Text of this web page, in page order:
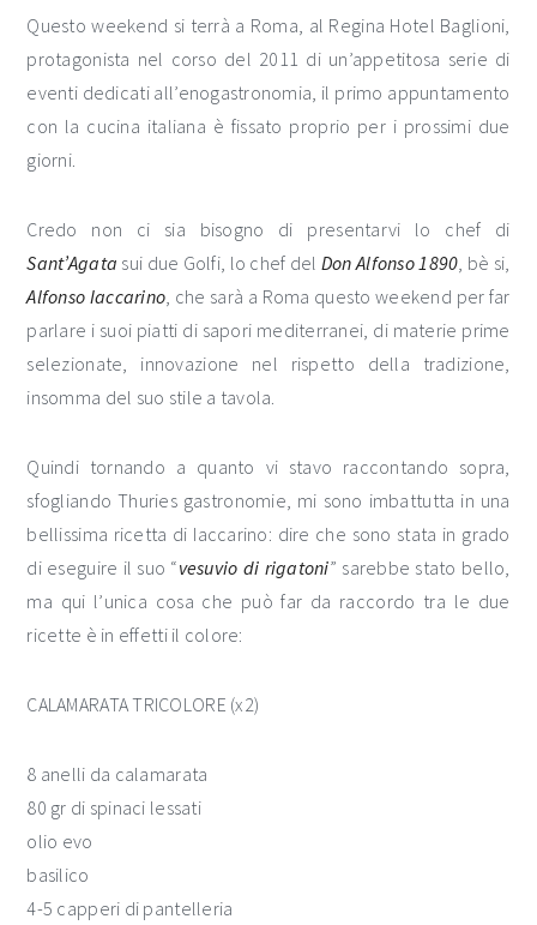
Questo weekend si terrà a Roma, al Regina Hotel Baglioni,
protagonista nel corso del 2011 di un’appetitosa serie di
eventi dedicati all’enogastronomia, il primo appuntamento
con la cucina italiana è fissato proprio per i prossimi due
giorni.
Credo non ci sia bisogno di presentarvi lo chef di
Sant’Agata sui due Golfi, lo chef del Don Alfonso 1890, bè si,
Alfonso Iaccarino, che sarà a Roma questo weekend per far
parlare i suoi piatti di sapori mediterranei, di materie prime
selezionate, innovazione nel rispetto della tradizione,
insomma del suo stile a tavola.
Quindi tornando a quanto vi stavo raccontando sopra,
sfogliando Thuries gastronomie, mi sono imbattutta in una
bellissima ricetta di Iaccarino: dire che sono stata in grado
di eseguire il suo “vesuvio di rigatoni” sarebbe stato bello,
ma qui l’unica cosa che può far da raccordo tra le due
ricette è in effetti il colore:
CALAMARATA TRICOLORE (x2)
8 anelli da calamarata
80 gr di spinaci lessati
olio evo
basilico
4-5 capperi di pantelleria